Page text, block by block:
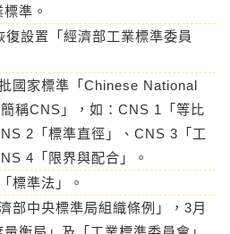
準。
復設置「經濟部工業標準委員
國家標準「Chinese National
稱CNS」，如：CNS 1「等比
2「標準直徑」、CNS 3「工
4「限界與配合」。
標準法」。
部中央標準局組織條例」，3月